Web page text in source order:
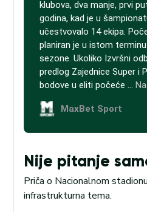
Nije pitanje
Priča o Nacionalnom
infrastrukturna tema.